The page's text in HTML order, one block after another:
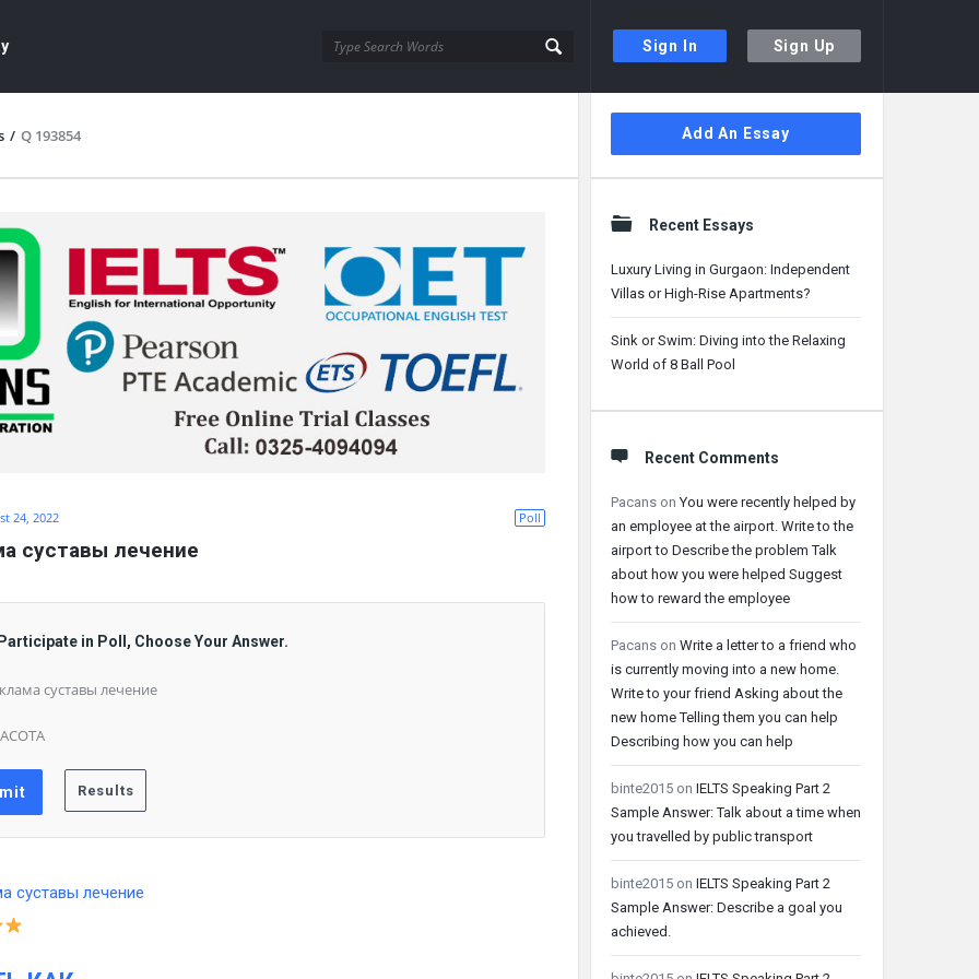
Sign In Sign Up
/ Q 193854
Poll
24, 2022
суставы лечение
in Poll, Choose Your Answer.
суставы лечение
Sidebar
Add An Essay
Recent Essays
Luxury Living in Gurgaon: Independent
Villas or High-Rise Apartments?
Sink or Swim: Diving into the Relaxing
World of 8 Ball Pool
Recent Comments
Pacans onYou were recently helped by
an employee at the airport. Write to the
airport to Describe the problem Talk
about how you were helped Suggest
how to reward the employee
Pacans on Write a letter to a friend who
is currently moving into a new home.
Write to your friend Asking about the
new home Telling them you can help
Describing how you can help
binte2015 on IELTS Speaking Part 2
Sample Answer: Talk about a time when
you travelled by public transport
binte2015 on IELTS Speaking Part 2
Sample Answer: Describe a goal you
achieved.